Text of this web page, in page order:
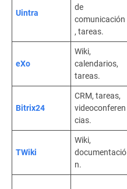
Uintra
de
comunicación
, tareas.
eXo
Wiki,
calendarios,
tareas.
Bitrix24
CRM, tareas,
videoconferen
cias.
TWiki
Wiki,
documentació
n.